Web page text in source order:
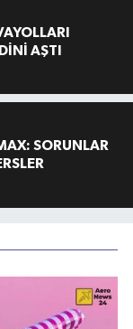
AŞTI
SORUNLAR